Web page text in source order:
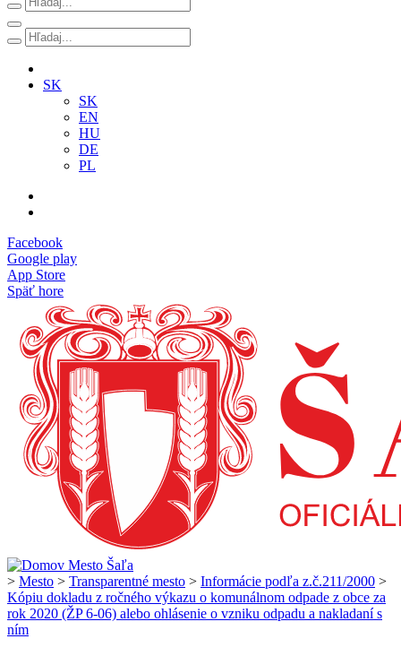
SK
SK
EN
HU
DE
PL
Facebook
Google play
App Store
Späť hore
> Mesto > Transparentné mesto > Informácie podľa z.č.211/2000 >
Kópiu dokladu z ročného výkazu o komunálnom odpade z obce za
rok 2020 (ŽP 6-06) alebo ohlásenie o vzniku odpadu a nakladaní s
ním